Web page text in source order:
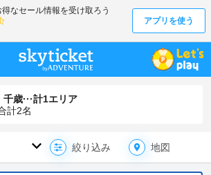
歳···計1エリア
計2名
絞り込み 地図